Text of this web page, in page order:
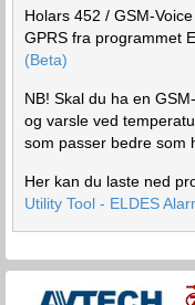
Holars 452 / GSM-
GPRS fra programmet
(Beta)
NB! Skal du ha en
og varsle ved
som passer bedre som
Her kan du laste ned
Utility Tool - ELDES